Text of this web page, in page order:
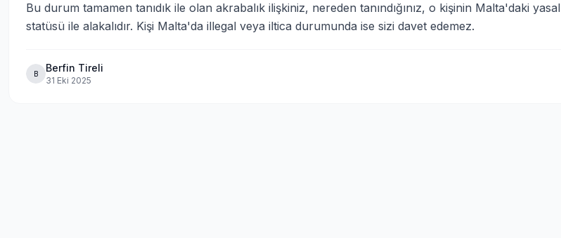
Bu durum tamamen tanıdık ile olan akrabalık ilişkiniz, nereden tanındığınız, o kişinin Malta'daki yasal
statüsü ile alakalıdır. Kişi Malta'da illegal veya iltica durumunda ise sizi davet edemez.
B Berfin Tireli
31 Eki 2025